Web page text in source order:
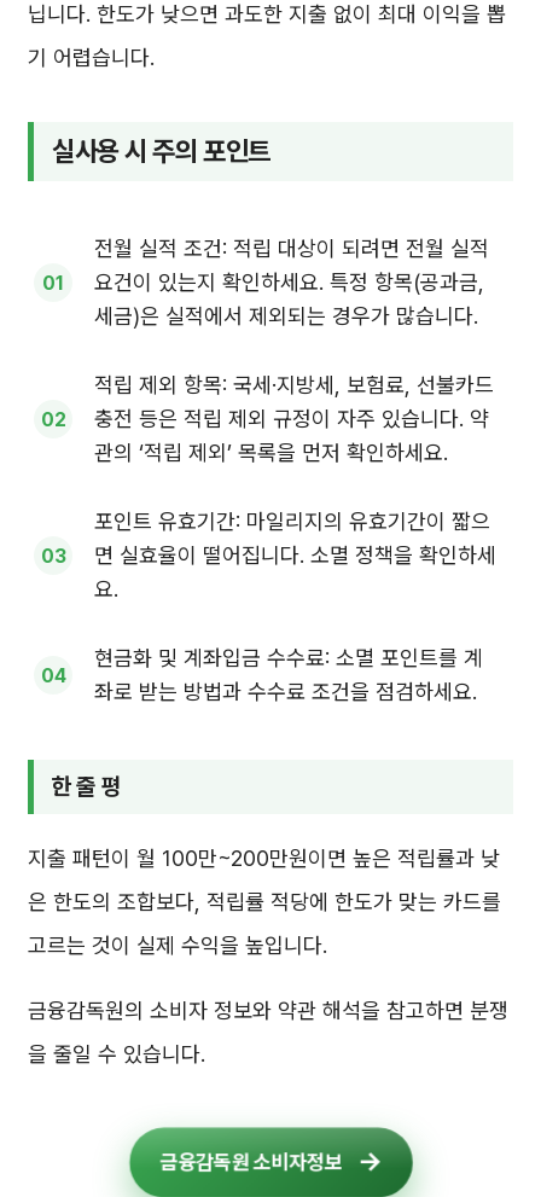
닙니다. 한도가 낮으면 과도한 지출 없이 최대 이익을 뽑
기 어렵습니다.
실사용 시 주의 포인트
전월 실적 조건: 적립 대상이 되려면 전월 실적
요건이 있는지 확인하세요. 특정 항목(공과금,
세금)은 실적에서 제외되는 경우가 많습니다.
적립 제외 항목: 국세·지방세, 보험료, 선불카드
충전 등은 적립 제외 규정이 자주 있습니다. 약
관의 ‘적립 제외’ 목록을 먼저 확인하세요.
포인트 유효기간: 마일리지의 유효기간이 짧으
면 실효율이 떨어집니다. 소멸 정책을 확인하세
요.
현금화 및 계좌입금 수수료: 소멸 포인트를 계
좌로 받는 방법과 수수료 조건을 점검하세요.
한 줄 평
지출 패턴이 월 100만~200만원이면 높은 적립률과 낮
은 한도의 조합보다, 적립률 적당에 한도가 맞는 카드를
고르는 것이 실제 수익을 높입니다.
금융감독원의 소비자 정보와 약관 해석을 참고하면 분쟁
을 줄일 수 있습니다.
금융감독원 소비자정보